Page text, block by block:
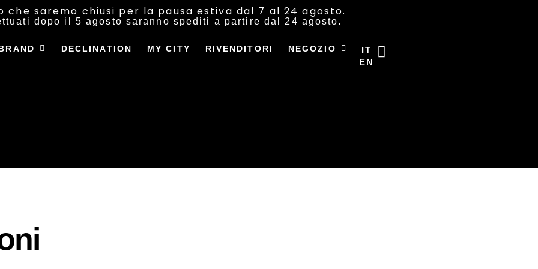
che saremo chiusi per la pausa estiva dal 7 al 24 agosto.
dopo il 5 agosto saranno spediti a partire dal 24 agosto.
DECLINATION MY CITY RIVENDITORI NEGOZIO
IT
EN